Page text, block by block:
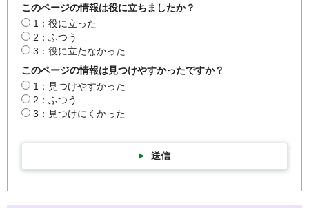
このページの情報は役に立ちましたか？
1：役に立った
2：ふつう
3：役に立たなかった
このページの情報は見つけやすかったですか？
1：見つけやすかった
2：ふつう
3：見つけにくかった
送信